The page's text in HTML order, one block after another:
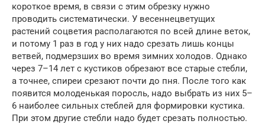
короткое время, в связи с этим обрезку нужно
проводить систематически. У весеннецветущих
растений соцветия располагаются по всей длине веток,
и потому 1 раз в год у них надо срезать лишь концы
ветвей, подмерзших во время зимних холодов. Однако
через 7–14 лет с кустиков обрезают все старые стебли,
а точнее, спиреи срезают почти до пня. После того как
появится молоденькая поросль, надо выбрать из них 5–
6 наиболее сильных стеблей для формировки кустика.
При этом другие стебли надо будет срезать полностью.